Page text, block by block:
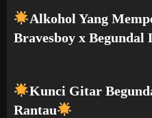
Alkohol Yang
Bravesboy x Begundal
Kunci Gitar
Rantau